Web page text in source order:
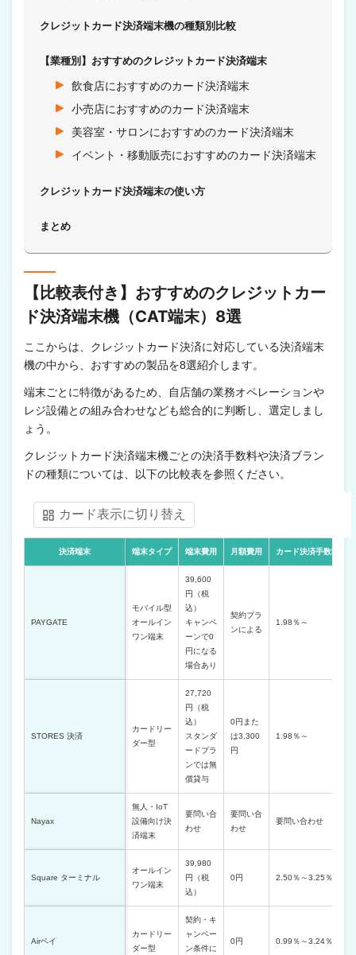
クレジットカード決済端末機の種類別比較
【業種別】おすすめのクレジットカード決済端末
飲食店におすすめのカード決済端末
小売店におすすめのカード決済端末
美容室・サロンにおすすめのカード決済端末
イベント・移動販売におすすめのカード決済端末
クレジットカード決済端末の使い方
まとめ
【比較表付き】おすすめのクレジットカー
ド決済端末機（CAT端末）8選
ここからは、クレジットカード決済に対応している決済端末
機の中から、おすすめの製品を8選紹介します。
端末ごとに特徴があるため、自店舗の業務オペレーションや
レジ設備との組み合わせなども総合的に判断し、選定しまし
ょう。
クレジットカード決済端末機ごとの決済手数料や決済ブラン
ドの種類については、以下の比較表を参照ください。
カード表示に切り替え
決済端末 端末タイプ 端末費用 月額費用 カード決済手数料
PAYGATE
モバイル型
オールイン
ワン端末
39,600
円（税
込）
キャンペ
ーンで0
円になる
場合あり
契約プラ
ンによる
1.98％～
STORES 決済
カードリー
ダー型
27,720
円（税
込）
スタンダ
ードプラ
ンでは無
償貸与
0円また
は3,300
円
1.98％～
Nayax
無人・IoT
設備向け決
済端末
要問い合
わせ
要問い合
わせ
要問い合わせ
Square ターミナル
オールイン
ワン端末
39,980
円（税
込）
0円 2.50％～3.25％
Airペイ
カードリー
ダー型
契約・キ
ャンペー
ン条件に
0円 0.99％～3.24％